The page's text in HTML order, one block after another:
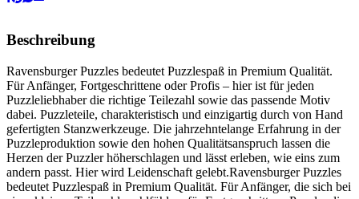
Beschreibung
Ravensburger Puzzles bedeutet Puzzlespaß in Premium Qualität.
Für Anfänger, Fortgeschrittene oder Profis – hier ist für jeden
Puzzleliebhaber die richtige Teilezahl sowie das passende Motiv
dabei. Puzzleteile, charakteristisch und einzigartig durch von Hand
gefertigten Stanzwerkzeuge. Die jahrzehntelange Erfahrung in der
Puzzleproduktion sowie den hohen Qualitätsanspruch lassen die
Herzen der Puzzler höherschlagen und lässt erleben, wie eins zum
andern passt. Hier wird Leidenschaft gelebt.Ravensburger Puzzles
bedeutet Puzzlespaß in Premium Qualität. Für Anfänger, die sich bei